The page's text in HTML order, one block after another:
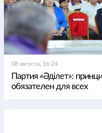
08 августа, 16:24
Партия «Әділет»:
обязателен для всех